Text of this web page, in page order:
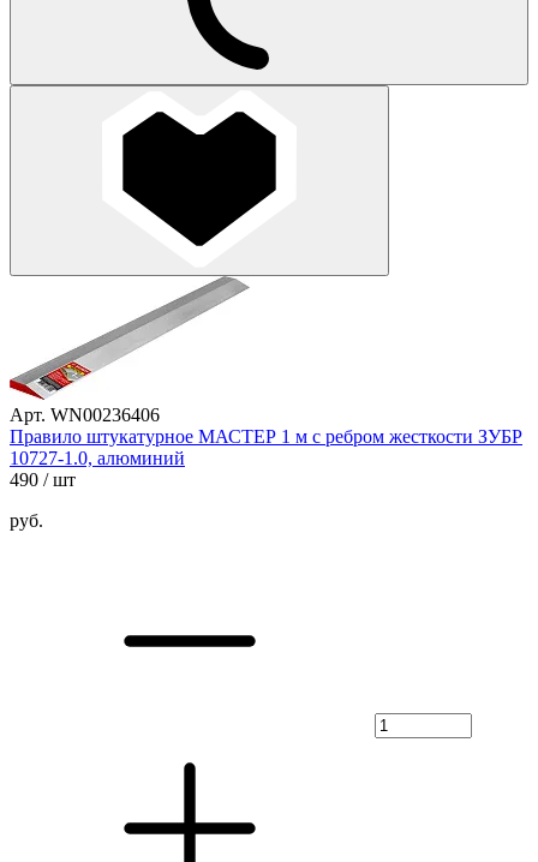
Арт. WN00236406
Правило штукатурное МАСТЕР 1 м с ребром жесткости ЗУБР
10727-1.0, алюминий
490 / шт
руб.